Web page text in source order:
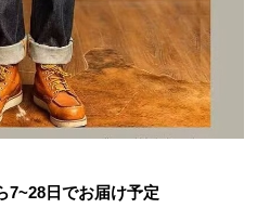
7~28日でお届け予定